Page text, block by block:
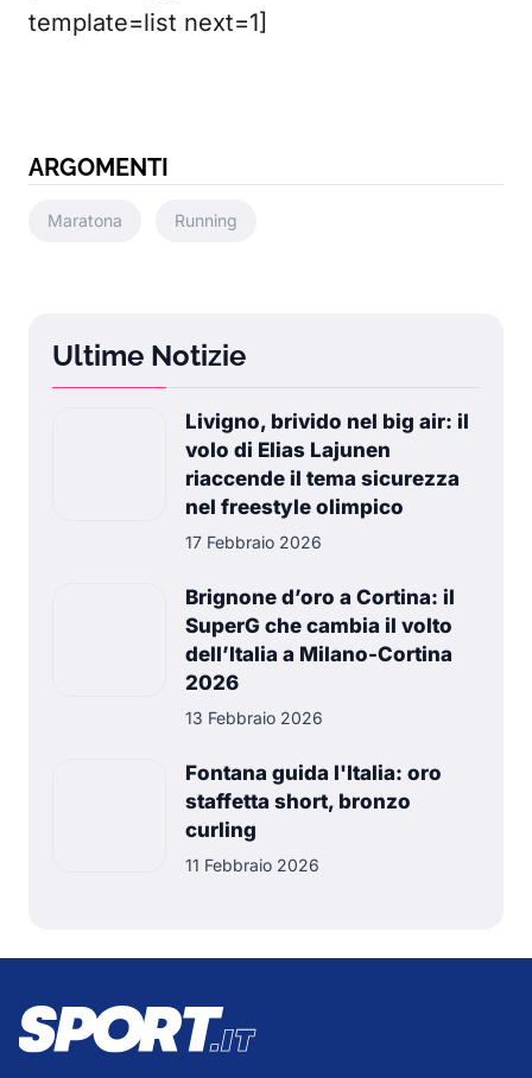
template=list next=1]
ARGOMENTI
Maratona Running
Ultime Notizie
Livigno, brivido nel big air: il
volo di Elias Lajunen
riaccende il tema sicurezza
nel freestyle olimpico
17 Febbraio 2026
Brignone d’oro a Cortina: il
SuperG che cambia il volto
dell’Italia a Milano-Cortina
2026
13 Febbraio 2026
Fontana guida l'Italia: oro
staffetta short, bronzo
curling
11 Febbraio 2026